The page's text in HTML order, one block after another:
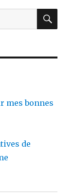
mes bonnes
de